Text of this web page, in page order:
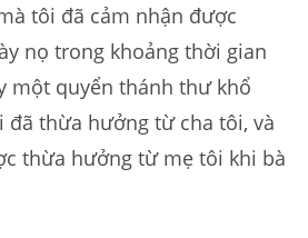
tôi đã cảm nhận được
nọ trong khoảng thời gian
một quyển thánh thư khổ
thừa hưởng từ cha tôi, và
thừa hưởng từ mẹ tôi khi bà